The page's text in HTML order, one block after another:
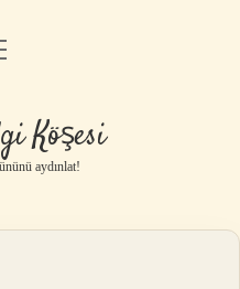
Köşesi
aydınlat!